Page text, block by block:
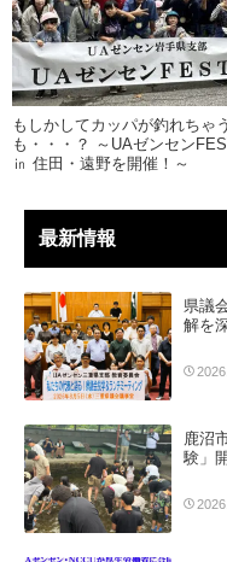
もしかしてカッパが釣れちゃ
も・・・？ ～UAゼンセン
㏌ 住田・遠野を開催！～
最新情報
県議
解を
鹿沼
験」